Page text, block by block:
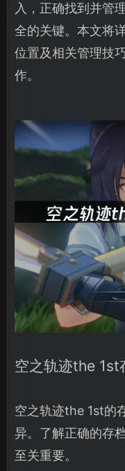
入，正确找到并管
全的关键。本文将
位置及相关管理技
作。
空之轨迹the 1st
空之轨迹the 1st的
异。了解正确的存
至关重要。